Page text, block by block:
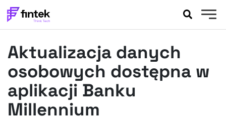
BANKOWOŚĆ
EVENTY
FELIETONY
WYWIADY
LEGAL
Aktualizacja danych
osobowych dostępna w
aplikacji Banku
Millennium